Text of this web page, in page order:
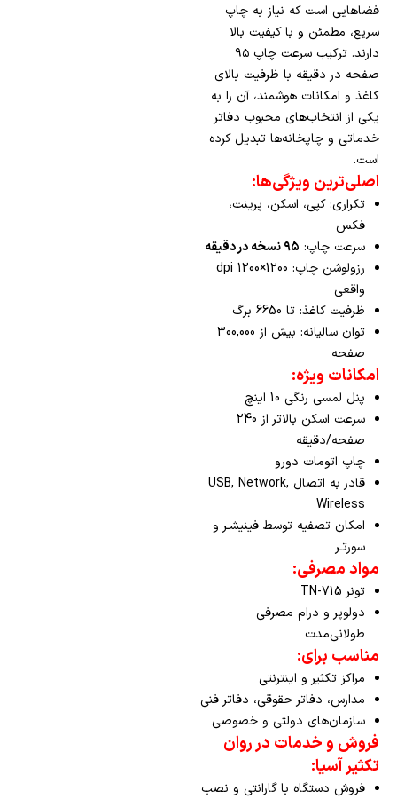
فضاهایی است که نیاز به چاپ
سریع، مطمئن و با کیفیت بالا
دارند. ترکیب سرعت چاپ ۹۵
صفحه در دقیقه با ظرفیت بالای
کاغذ و امکانات هوشمند، آن را به
یکی از انتخاب‌های محبوب دفاتر
خدماتی و چاپخانه‌ها تبدیل کرده
است.
اصلی‌ترین ویژگی‌ها:
تکراری: کپی، اسکن، پرینت،
فکس
سرعت چاپ: ۹۵ نسخه در دقیقه
رزولوشن چاپ: 1200×1200 dpi
واقعی
ظرفیت کاغذ: تا 6650 برگ
توان سالیانه: بیش از 300,000
صفحه
امکانات ویژه:
پنل لمسی رنگی 10 اینچ
سرعت اسکن بالاتر از 240
صفحه/دقیقه
چاپ اتومات دورو
قادر به اتصال USB, Network,
Wireless
امکان تصفیه توسط فینیشـر و
سورتـر
مواد مصرفی:
تونر TN-715
دولوپر و درام مصرفی
طولانی‌مدت
مناسب برای:
مراکز تکثیر و اینترنتی
مدارس، دفاتر حقوقی، دفاتر فنی
سازمان‌های دولتی و خصوصی
فروش و خدمات در روان
تکثیر آسیا:
فروش دستگاه با گارانتی و نصب